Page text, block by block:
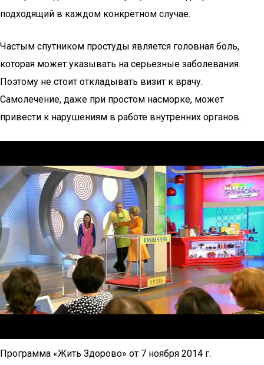
подходящий в каждом конкретном случае.
Частым спутником простуды является головная боль,
которая может указывать на серьезные заболевания.
Поэтому не стоит откладывать визит к врачу.
Самолечение, даже при простом насморке, может
привести к нарушениям в работе внутренних органов.
Программа «Жить Здорово» от 7 ноября 2014 г.